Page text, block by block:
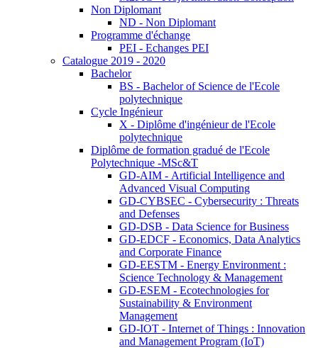
Non Diplomant
ND - Non Diplomant
Programme d'échange
PEI - Echanges PEI
Catalogue 2019 - 2020
Bachelor
BS - Bachelor of Science de l'Ecole
polytechnique
Cycle Ingénieur
X - Diplôme d'ingénieur de l'Ecole
polytechnique
Diplôme de formation gradué de l'Ecole
Polytechnique -MSc&T
GD-AIM - Artificial Intelligence and
Advanced Visual Computing
GD-CYBSEC - Cybersecurity : Threats
and Defenses
GD-DSB - Data Science for Business
GD-EDCF - Economics, Data Analytics
and Corporate Finance
GD-EESTM - Energy Environment :
Science Technology & Management
GD-ESEM - Ecotechnologies for
Sustainability & Environment
Management
GD-IOT - Internet of Things : Innovation
and Management Program (IoT)